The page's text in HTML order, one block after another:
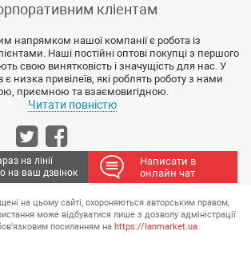
кліентам
напрямком нашої компанії є робота із
Наші постійні оптові покупці з першого
свою винятковість і значущість для нас. У
низка привілеїв, які роблять роботу з нами
приємною та взаємовигідною.
Читати повністю
на лінії
на ваш дзвінок
Написати в
онлайн чат
на цьому сайті, охороняються авторським правом,
може відбуватися лише з дозволу адміністрації
посиланням на https://lanmarket.ua